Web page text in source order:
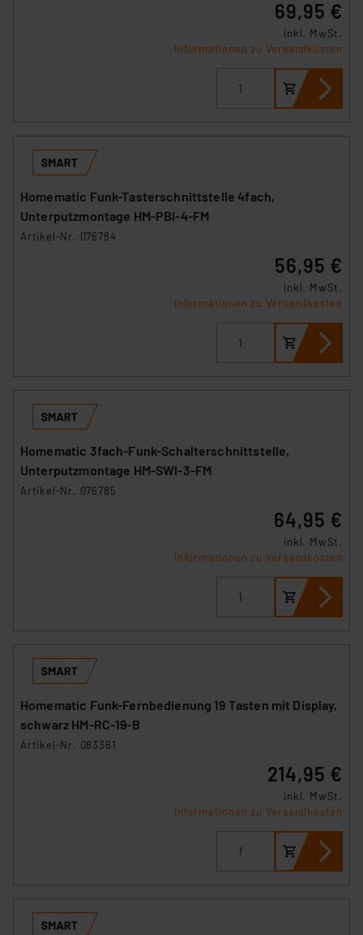
69,95 €
inkl. MwSt.
Informationen zu Versandkosten
Homematic Funk-Tasterschnittstelle 4fach,
Unterputzmontage HM-PBI-4-FM
Artikel-Nr. 076784
56,95 €
inkl. MwSt.
Informationen zu Versandkosten
Homematic 3fach-Funk-Schalterschnittstelle,
Unterputzmontage HM-SWI-3-FM
Artikel-Nr. 076785
64,95 €
inkl. MwSt.
Informationen zu Versandkosten
Homematic Funk-Fernbedienung 19 Tasten mit Display,
schwarz HM-RC-19-B
Artikel-Nr. 083361
214,95 €
inkl. MwSt.
Informationen zu Versandkosten